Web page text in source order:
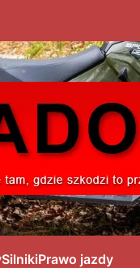
SilnikiPrawo jazdy